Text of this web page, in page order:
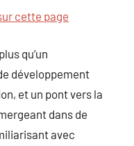
cette page
qu’un
développement
et un pont vers la
dans de
avec